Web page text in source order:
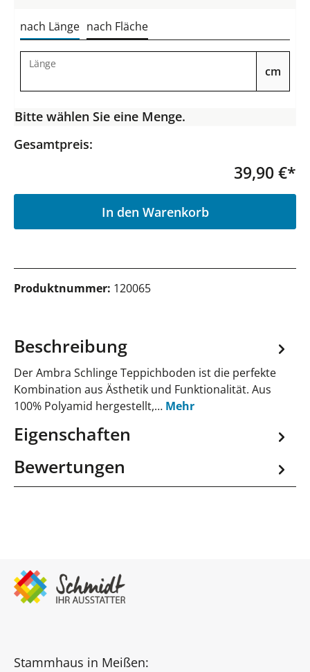
nach Länge nach Fläche
Länge
cm
Bitte wählen Sie eine Menge.
Gesamtpreis:
39,90 €*
In den Warenkorb
Produktnummer: 120065
Beschreibung
Der Ambra Schlinge Teppichboden ist die perfekte
Kombination aus Ästhetik und Funktionalität. Aus
100% Polyamid hergestellt,… Mehr
Eigenschaften
Bewertungen
Stammhaus in Meißen: